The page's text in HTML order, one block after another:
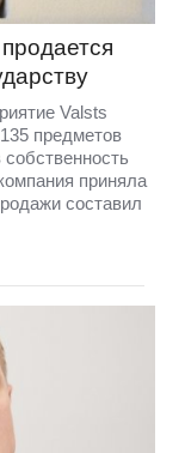
Valsts
предметов
приняла
составил